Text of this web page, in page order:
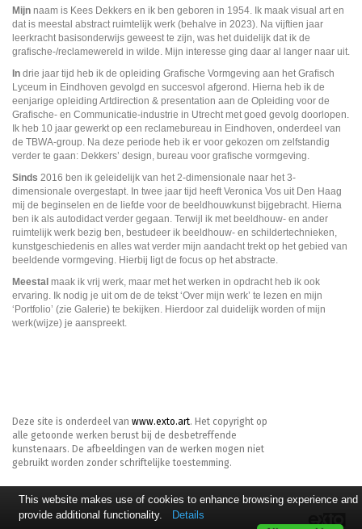
Mijn naam is Kees Dekkers en ik ben geboren in 1954. Ik maak visual art en
dat is meestal abstract ruimtelijk werk (behalve in 2023). Na vijftien jaar
leerkracht basisonderwijs geweest te zijn, was het duidelijk dat ik de
grafische-/reclamewereld in wilde. Mijn interesse ging daar al langer naar uit.
In drie jaar tijd heb ik de opleiding Graﬁsche Vormgeving aan het Graﬁsch
Lyceum in Eindhoven gevolgd en succesvol afgerond. Hierna heb ik de
eenjarige opleiding Artdirection & presentation aan de Opleiding voor de
Graﬁsche- en Communicatie-industrie in Utrecht met goed gevolg doorlopen.
Ik heb 10 jaar gewerkt op een reclamebureau in Eindhoven, onderdeel van
de TBWA-group. Na deze periode heb ik er voor gekozen om zelfstandig
verder te gaan: Dekkers’ design, bureau voor graﬁsche vormgeving.
Sinds 2016 ben ik geleidelijk van het 2-dimensionale naar het 3-
dimensionale overgestapt. In twee jaar tijd heeft Veronica Vos uit Den Haag
mij de beginselen en de liefde voor de beeldhouwkunst bijgebracht. Hierna
ben ik als autodidact verder gegaan. Terwijl ik met beeldhouw- en ander
ruimtelijk werk bezig ben, bestudeer ik beeldhouw- en schildertechnieken,
kunstgeschiedenis en alles wat verder mijn aandacht trekt op het gebied van
beeldende vormgeving. Hierbij ligt de focus op het abstracte.
Meestal maak ik vrij werk, maar met het werken in opdracht heb ik ook
ervaring. Ik nodig je uit om de de tekst ‘Over mijn werk’ te lezen en mijn
‘Portfolio’ (zie Galerie) te bekijken. Hierdoor zal duidelijk worden of mijn
werk(wijze) je aanspreekt.
Deze site is onderdeel van www.exto.art. Het copyright op
alle getoonde werken berust bij de desbetreffende
kunstenaars. De afbeeldingen van de werken mogen niet
gebruikt worden zonder schriftelijke toestemming.
This website makes use of cookies to enhance browsing experience and
provide additional functionality.
Details